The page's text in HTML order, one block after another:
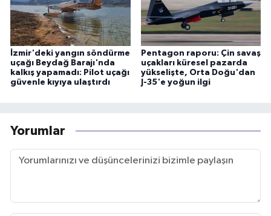
İzmir'deki yangın söndürme
uçağı Beydağ Barajı'nda
kalkış yapamadı: Pilot uçağı
güvenle kıyıya ulaştırdı
Pentagon raporu: Çin savaş
uçakları küresel pazarda
yükselişte, Orta Doğu'dan
J-35'e yoğun ilgi
Yorumlar